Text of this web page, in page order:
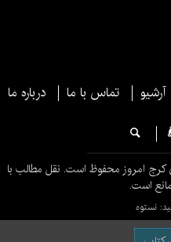
آرشیو تماس با ما درباره ما
امروز محفوظ است. نقل مطالب با
است.
نستوه